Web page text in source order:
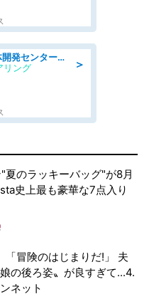
＞
一般事務・OA事務/半導体開発センター内で事務&軽作業スタッフ、募集
リング
夏のラッキーバッグ"が8月
史上最も豪華な7点入り
「冒険のはじまりだ!」 夫
の後ろ姿〟が良すぎて...4.
ネット